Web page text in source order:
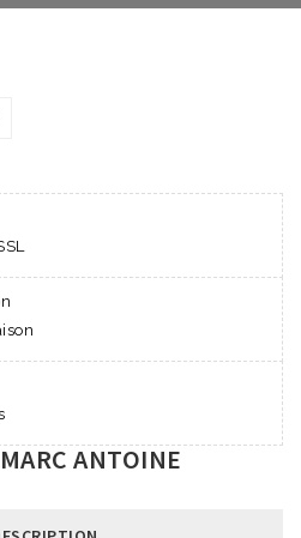
ANTOINE